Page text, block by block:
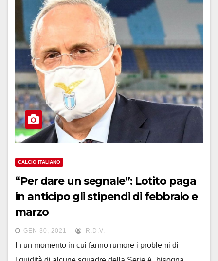
CALCIO ITALIANO
“Per dare un segnale”: Lotito paga
in anticipo gli stipendi di febbraio e
marzo
GEN 30, 2021 R.D.V.
In un momento in cui fanno rumore i problemi di